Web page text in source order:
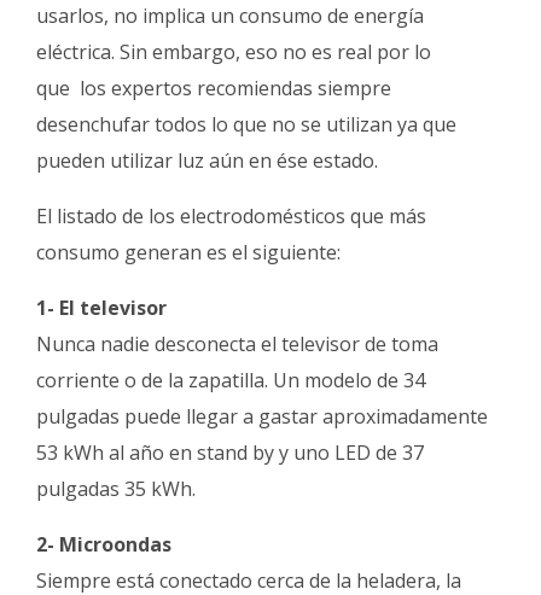
usarlos, no implica un consumo de energía
eléctrica. Sin embargo, eso no es real por lo
que los expertos recomiendas siempre
desenchufar todos lo que no se utilizan ya que
pueden utilizar luz aún en ése estado.
El listado de los electrodomésticos que más
consumo generan es el siguiente:
1- El televisor
Nunca nadie desconecta el televisor de toma
corriente o de la zapatilla. Un modelo de 34
pulgadas puede llegar a gastar aproximadamente
53 kWh al año en stand by y uno LED de 37
pulgadas 35 kWh.
2- Microondas
Siempre está conectado cerca de la heladera, la